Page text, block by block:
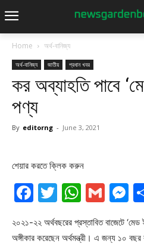
Home অর্থ-বানিজ্য
অর্থ-বানিজ্য জাতীয় প্রধান খবর
কর অব্যাহতি পাবে
পণ্য
By editorng - June 3, 2021
শেয়ার করতে ক্লিক করুন
Facebook
Twitter
২০২১-২২ অর্থবছরের প্রস্তাবিত বাজেটে ‘মেড
অঙ্গীকার করেছেন অর্থমন্ত্রী। এ জন্য ১০